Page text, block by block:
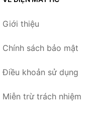
Giới thiệu
Chính sách bảo mật
Điều khoản sử dụng
Miễn trừ trách nhiệm